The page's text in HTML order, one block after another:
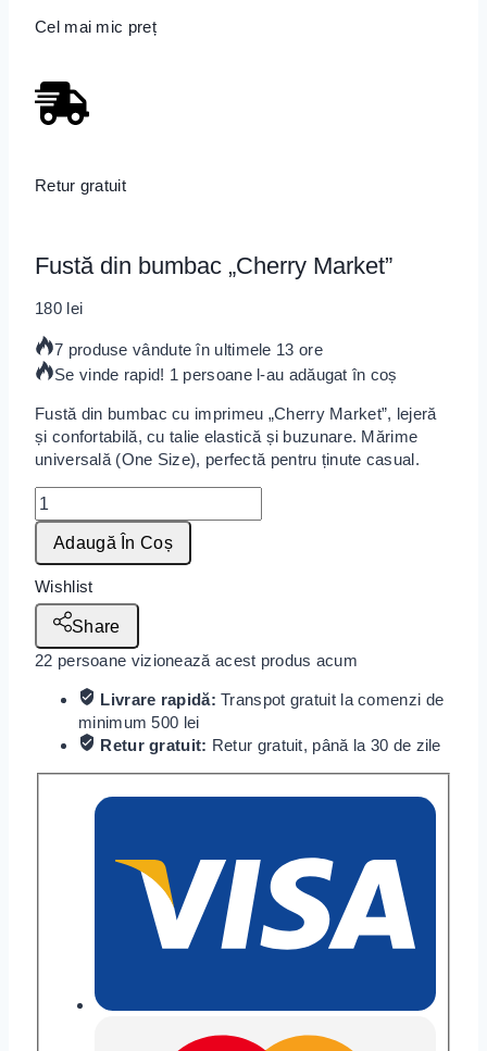
Cel mai mic preț
Retur gratuit
Fustă din bumbac „Cherry Market”
180 lei
7 produse vândute în ultimele 13 ore
Se vinde rapid! 1 persoane l-au adăugat în coș
Fustă din bumbac cu imprimeu „Cherry Market”, lejeră
și confortabilă, cu talie elastică și buzunare. Mărime
universală (One Size), perfectă pentru ținute casual.
Adaugă În Coș
Wishlist
Share
22 persoane vizionează acest produs acum
Livrare rapidă:Transpot gratuit la comenzi de
minimum 500 lei
Retur gratuit: Retur gratuit, până la 30 de zile